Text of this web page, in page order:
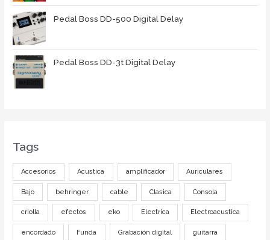
Pedal Boss DD-500 Digital Delay
Pedal Boss DD-3t Digital Delay
Tags
Accesorios Acustica amplificador Auriculares
Bajo behringer cable Clasica Consola
criolla efectos eko Electrica Electroacustica
encordado Funda Grabación digital guitarra